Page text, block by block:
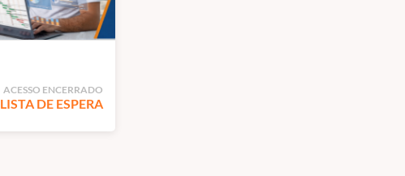
ACESSO ENCERRADO
LISTA DE ESPERA